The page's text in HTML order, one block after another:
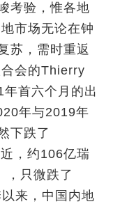
考验，惟各地
市场无论在钟
苏，需时重返
会的Thierry
首六个月的出
年与2019年
下跌了
，约106亿瑞
，只微跌了
来，中国内地